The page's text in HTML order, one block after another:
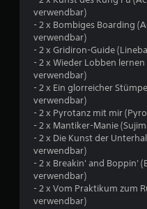
verwendbar)
- 2 x Bombiges Boarding
verwendbar)
- 2 x Gridiron-Guide
- 2 x Wieder Lobben
verwendbar)
- 2 x Ein glorreicher
verwendbar)
- 2 x Pyrotanz mit mir
- 2 x Mantiker-Manie
- 2 x Die Kunst der
verwendbar)
- 2 x Breakin' and Boppin'
verwendbar)
- 2 x Vom Praktikum zum
verwendbar)